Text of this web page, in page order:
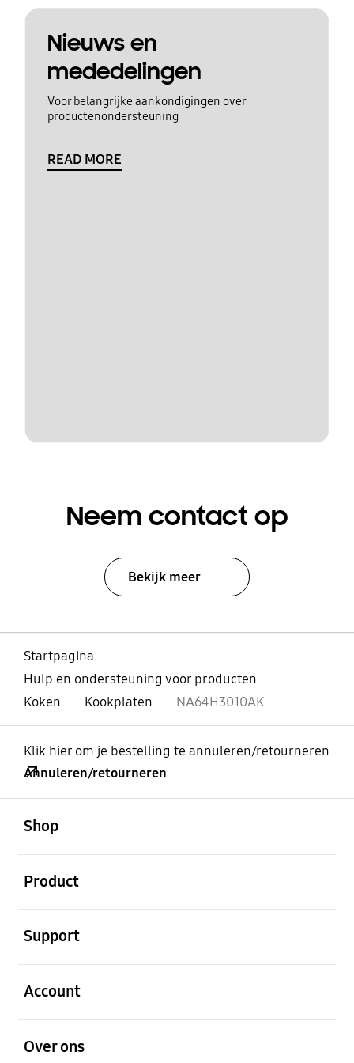
Nieuws en
mededelingen
Voor belangrijke aankondigingen over
productenondersteuning
READ MORE
Neem contact op
Bekijk meer
Startpagina
Hulp en ondersteuning voor producten
Koken
Kookplaten NA64H3010AK
Klik hier om je bestelling te annuleren/retourneren
Annuleren/retourneren
Shop
Product
Support
Account
Over ons